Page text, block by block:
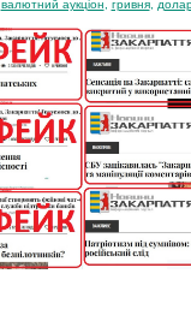
валютний аукціон
гривня,